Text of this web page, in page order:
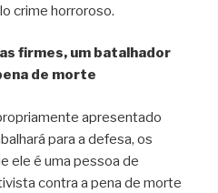
crime horroroso.
firmes, um batalhador
de morte
apresentado
para a defesa, os
ele é uma pessoa de
contra a pena de morte